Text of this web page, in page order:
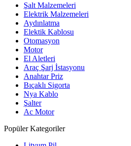
Şalt Malzemeleri
Elektrik Malzemeleri
Aydınlatma
Elektik Kablosu
Otomasyon
Motor
El Aletleri
Araç Şarj İstasyonu
Anahtar Priz
Bıçaklı Sigorta
Nya Kablo
Şalter
Ac Motor
Popüler Kategoriler